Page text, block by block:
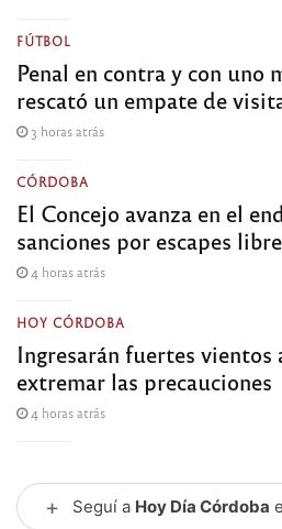
FÚTBOL
Penal en contra y con uno
rescató un empate de
3 horas atrás
CÓRDOBA
El Concejo avanza en el
sanciones por escapes
4 horas atrás
HOY CÓRDOBA
Ingresarán fuertes vientos
extremar las precauciones
4 horas atrás
+ Seguí a Hoy Día Córdoba